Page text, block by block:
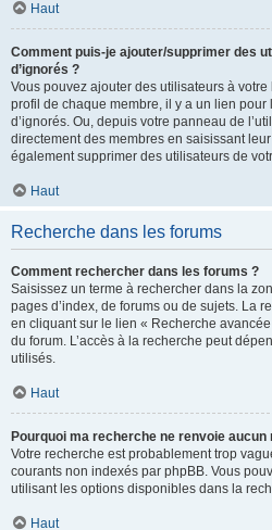
Haut
Comment puis-je ajouter/supprimer des
d’ignorés ?
Vous pouvez ajouter des utilisateurs à
profil de chaque membre, il y a un lien pour
d’ignorés. Ou, depuis votre panneau de
directement des membres en saisissant
également supprimer des utilisateurs de
Haut
Recherche dans les forums
Comment rechercher dans les forums ?
Saisissez un terme à rechercher dans la
pages d’index, de forums ou de sujets. La
en cliquant sur le lien « Recherche
du forum. L’accès à la recherche peut
utilisés.
Haut
Pourquoi ma recherche ne renvoie aucun
Votre recherche est probablement trop
courants non indexés par phpBB. Vous
utilisant les options disponibles dans la
Haut